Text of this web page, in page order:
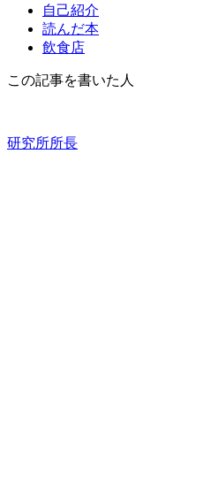
自己紹介
読んだ本
飲食店
この記事を書いた人
研究所所長